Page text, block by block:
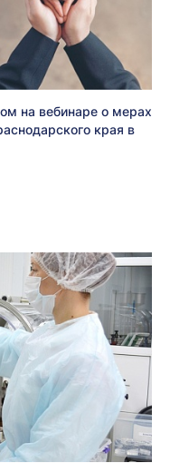
на вебинаре о мерах
края в